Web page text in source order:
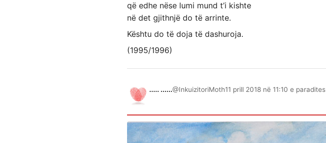
që edhe nëse lumi mund t’i kishte
në det gjithnjë do të arrinte.
Kështu do të doja të dashuroja.
(1995/1996)
..... ......@InkuizitoriMoth11 prill 2018 në 11:10 e paradites